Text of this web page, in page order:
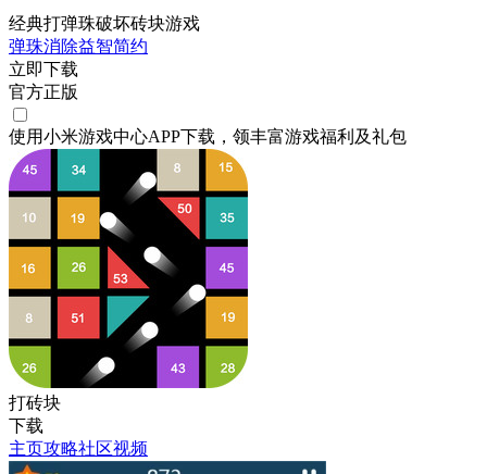
经典打弹珠破坏砖块游戏
弹珠消除益智简约
立即下载
官方正版
使用小米游戏中心APP下载 ，领丰富游戏福利 及礼包
打砖块
下载
主页攻略社区视频